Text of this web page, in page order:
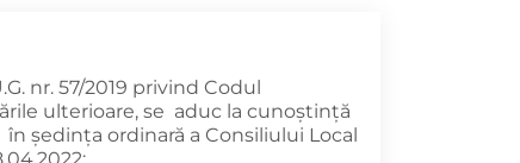
nr. 57/2019 privind Codul
ulterioare, se aduc la cunoştinţă
şedinţa ordinară a Consiliului Local